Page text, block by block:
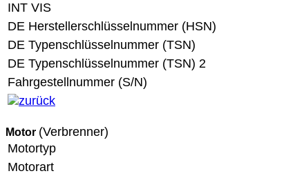
INT VIS
DE Herstellerschlüsselnummer (HSN)
DE Typenschlüsselnummer (TSN)
DE Typenschlüsselnummer (TSN) 2
Fahrgestellnummer (S/N)
Motor (Verbrenner)
Motortyp
Motorart